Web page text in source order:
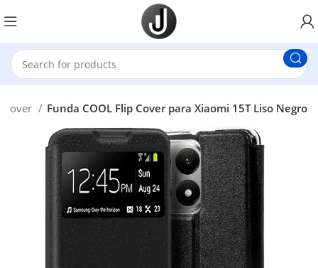
Cover Funda COOL Flip Cover para Xiaomi 15T Liso Negro